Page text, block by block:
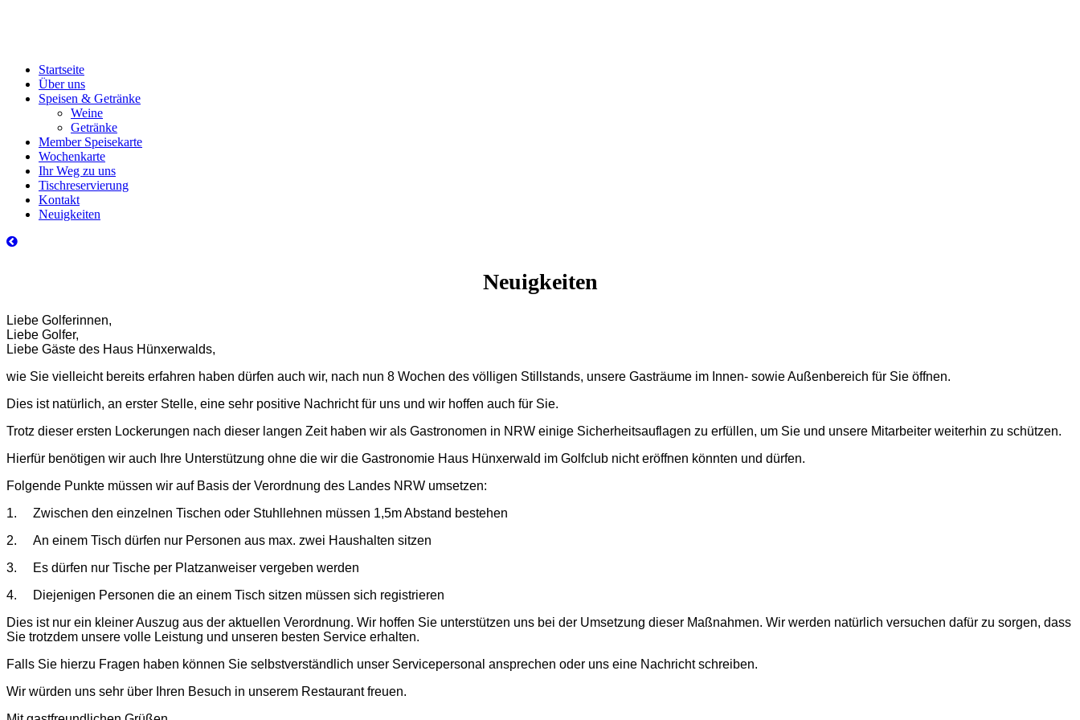
Startseite
Über uns
Speisen & Getränke
Weine
Getränke
Member Speisekarte
Wochenkarte
Ihr Weg zu uns
Tischreservierung
Kontakt
Neuigkeiten
Neuigkeiten
Liebe Golferinnen,
Liebe Golfer,
Liebe Gäste des Haus Hünxerwalds,
wie Sie vielleicht bereits erfahren haben dürfen auch wir, nach nun 8 Wochen des völligen Stillstands, unsere Gasträume im Innen- sowie Außenbereich für Sie öffnen.
Dies ist natürlich, an erster Stelle, eine sehr positive Nachricht für uns und wir hoffen auch für Sie.
Trotz dieser ersten Lockerungen nach dieser langen Zeit haben wir als Gastronomen in NRW einige Sicherheitsauflagen zu erfüllen, um Sie und unsere Mitarbeiter weiterhin zu schützen.
Hierfür benötigen wir auch Ihre Unterstützung ohne die wir die Gastronomie Haus Hünxerwald im Golfclub nicht eröffnen könnten und dürfen.
Folgende Punkte müssen wir auf Basis der Verordnung des Landes NRW umsetzen:
1. Zwischen den einzelnen Tischen oder Stuhllehnen müssen 1,5m Abstand bestehen
2. An einem Tisch dürfen nur Personen aus max. zwei Haushalten sitzen
3. Es dürfen nur Tische per Platzanweiser vergeben werden
4. Diejenigen Personen die an einem Tisch sitzen müssen sich registrieren
Dies ist nur ein kleiner Auszug aus der aktuellen Verordnung. Wir hoffen Sie unterstützen uns bei der Umsetzung dieser Maßnahmen. Wir werden natürlich versuchen dafür zu sorgen, dass
Sie trotzdem unsere volle Leistung und unseren besten Service erhalten.
Falls Sie hierzu Fragen haben können Sie selbstverständlich unser Servicepersonal ansprechen oder uns eine Nachricht schreiben.
Wir würden uns sehr über Ihren Besuch in unserem Restaurant freuen.